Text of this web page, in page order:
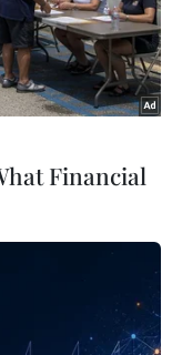
Do đó, đây
thứ hai.
Financial